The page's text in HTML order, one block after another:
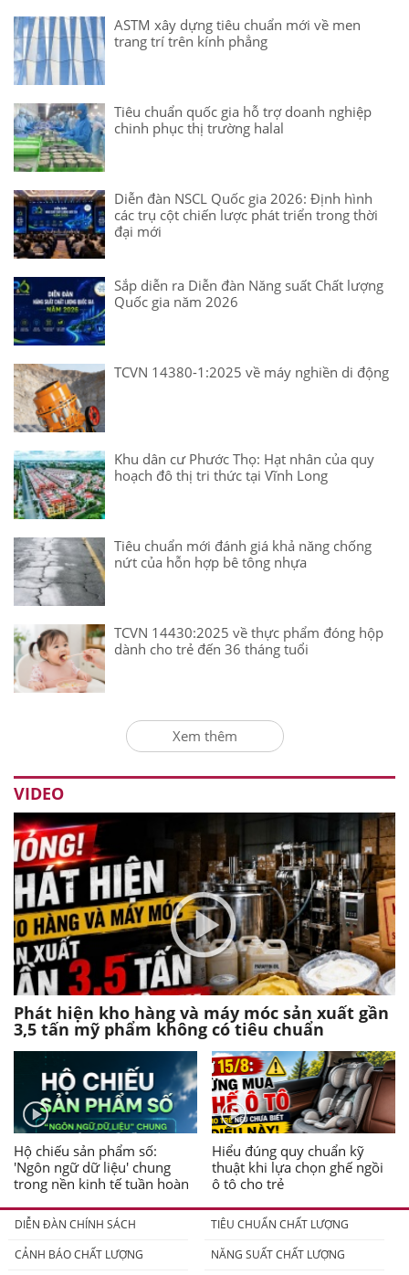
ASTM xây dựng tiêu chuẩn mới về men
trang trí trên kính phẳng
Tiêu chuẩn quốc gia hỗ trợ doanh nghiệp
chinh phục thị trường halal
Diễn đàn NSCL Quốc gia 2026: Định hình
các trụ cột chiến lược phát triển trong thời
đại mới
Sắp diễn ra Diễn đàn Năng suất Chất lượng
Quốc gia năm 2026
TCVN 14380-1:2025 về máy nghiền di động
Khu dân cư Phước Thọ: Hạt nhân của quy
hoạch đô thị tri thức tại Vĩnh Long
Tiêu chuẩn mới đánh giá khả năng chống
nứt của hỗn hợp bê tông nhựa
TCVN 14430:2025 về thực phẩm đóng hộp
dành cho trẻ đến 36 tháng tuổi
Xem thêm
VIDEO
Phát hiện kho hàng và máy móc sản xuất gần
3,5 tấn mỹ phẩm không có tiêu chuẩn
Hộ chiếu sản phẩm số:
'Ngôn ngữ dữ liệu' chung
trong nền kinh tế tuần hoàn
Hiểu đúng quy chuẩn kỹ
thuật khi lựa chọn ghế ngồi
ô tô cho trẻ
DIỄN ĐÀN CHÍNH SÁCH
TIÊU CHUẨN CHẤT LƯỢNG
CẢNH BÁO CHẤT LƯỢNG
NĂNG SUẤT CHẤT LƯỢNG